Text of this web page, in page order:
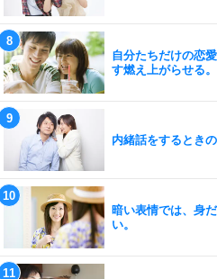
自分たちだけの恋
す燃え上がらせる。
内緒話をするとき
暗い表情では、身
い。